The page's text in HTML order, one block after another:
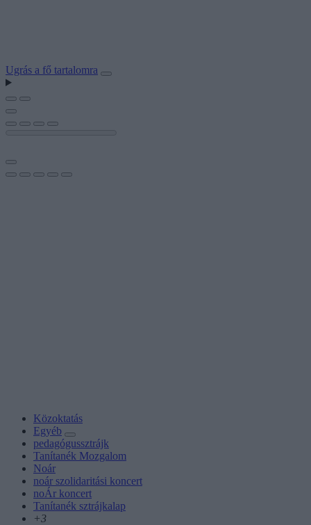
Ugrás a fő tartalomra
Közoktatás
Egyéb
pedagógussztrájk
Tanítanék Mozgalom
Noár
noár szolidaritási koncert
noÁr koncert
Tanítanék sztrájkalap
+3